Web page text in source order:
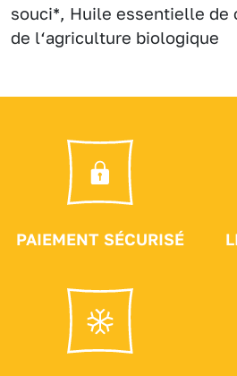
souci*, Huile essentielle de
de l‘agriculture biologique
PAIEMENT SÉCURISÉ